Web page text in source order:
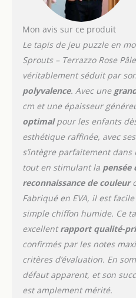
Mon avis sur ce produit
Le tapis de jeu puzzle en
Sprouts – Terrazzo Rose
véritablement séduit par
polyvalence. Avec une
cm et une épaisseur
optimalpour les enfants
esthétique raffinée, avec
s’intègre parfaitement dans
tout en stimulant la pensée
reconnaissance de couleur
Fabriqué en EVA, il est
simple chiffon humide. Ce
excellentrapport qualité-
confirmés par les notes
critères d’évaluation. En
défaut apparent, et son
est amplement mérité.